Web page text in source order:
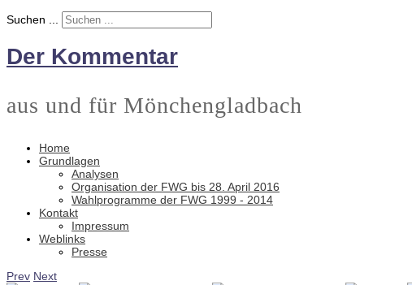
Suchen ...
Der Kommentar
aus und für Mönchengladbach
Home
Grundlagen
Analysen
Organisation der FWG bis 28. April 2016
Wahlprogramme der FWG 1999 - 2014
Kontakt
Impressum
Weblinks
Presse
Prev Next